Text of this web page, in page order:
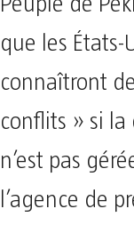
que les États-
connaîtront
conflits » si la
n’est pas
l’agence de